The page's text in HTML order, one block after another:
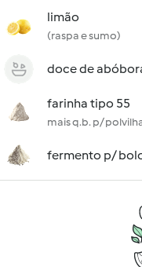
limão
(raspa e sumo)
doce de
farinha tipo 55
mais q.b. p/
fermento p/